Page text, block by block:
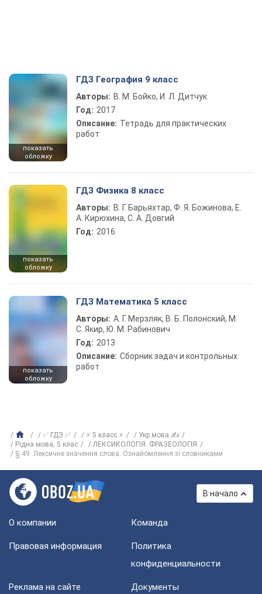
показать
обложку
ГДЗ География 9 класс
Авторы: В. М. Бойко, И. Л. Дитчук
Год: 2017
Описание: Тетрадь для практических
работ
показать
обложку
ГДЗ Физика 8 класс
Авторы: В. Г. Барьяхтар, Ф. Я. Божинова, Е.
А. Кирюхина, С. А. Довгий
Год: 2016
показать
обложку
ГДЗ Математика 5 класс
Авторы: А. Г. Мерзляк, В. Б. Полонский, М.
С. Якир, Ю. М. Рабинович
Год: 2013
Описание: Сборник задач и контрольных
работ
✅ ГДЗ ✅ ⚡ 5 класс ⚡
Укр мова ✍
Рiдна мова, 5 клас
ЛЕКСИКОЛОГІЯ. ФРАЗЕОЛОГІЯ
§ 49. Лексичне значення слова. Ознайомлення зі словниками
В начало
О компании Команда
Правовая информация
Политика
конфиденциальности
Реклама на сайте Документы